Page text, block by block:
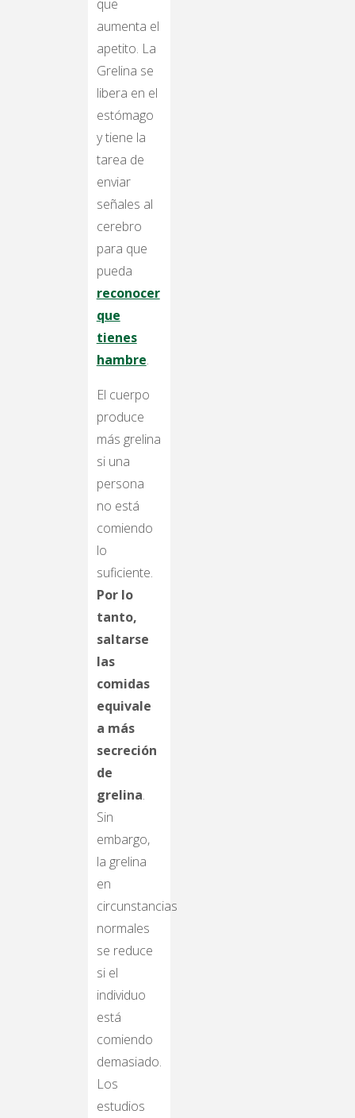
que
aumenta el
apetito. La
Grelina se
libera en el
estómago
y tiene la
tarea de
enviar
señales al
cerebro
para que
pueda
reconocer
que
tienes
hambre.
El cuerpo
produce
más grelina
si una
persona
no está
comiendo
lo
suficiente.
Por lo
tanto,
saltarse
las
comidas
equivale
a más
secreción
de
grelina.
Sin
embargo,
la grelina
en
circunstancias
normales
se reduce
si el
individuo
está
comiendo
demasiado.
Los
estudios